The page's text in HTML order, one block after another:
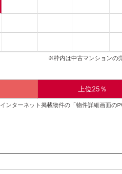
※枠内は中古マンションの
上位25％
インターネット掲載物件の「物件詳細画面の